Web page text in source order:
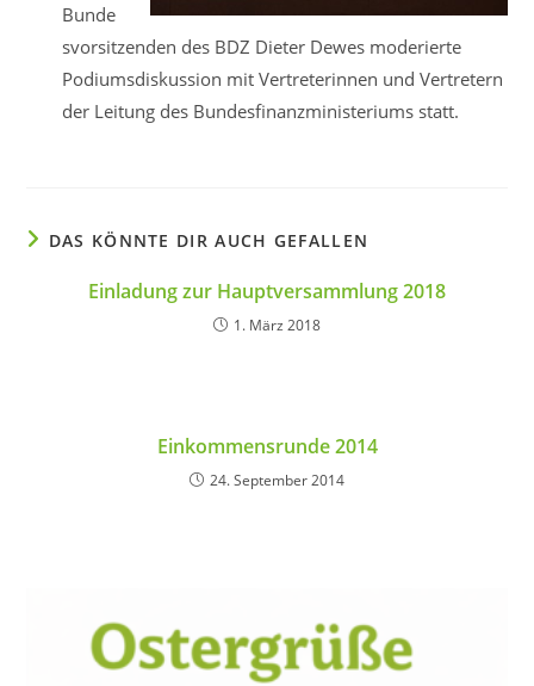
Bunde
svorsitzenden des BDZ Dieter Dewes moderierte
Podiumsdiskussion mit Vertreterinnen und Vertretern
der Leitung des Bundesfinanzministeriums statt.
DAS KÖNNTE DIR AUCH GEFALLEN
Einladung zur Hauptversammlung 2018
1. März 2018
Einkommensrunde 2014
24. September 2014